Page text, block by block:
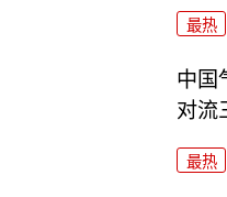
最热
中国
对流
最热